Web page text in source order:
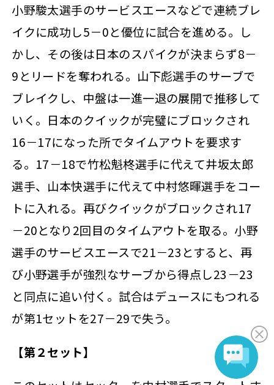
小野駿太選手のサービスエースなどで連続ブレ
イクに成功し5－0と優位に試合を進める。し
かし、その後は日本のスパイクが決まらず8－
9とリードを奪われる。山下彪選手のサーブで
ブレイクし、中盤は一進一退の展開で推移して
いく。日本のクイックが完璧にブロックされ
16－17になった所でタイムアウトを要求す
る。17－18で竹松魁柊選手に代えて井坂太郎
選手、山本快選手に代えて中村悠暉選手をコー
トに入れる。再びクイックがブロックされ17
－20となり2回目のタイムアウトを取る。小野
選手のサービスエースで21－23とすると、再
び小野選手が強烈なサーブから得点し23－23
と同点に追い付く。試合はデュースにもつれる
が第1セットを27－29で失う。
【第２セット】